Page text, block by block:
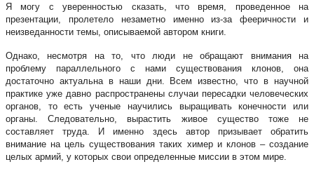
Я могу с уверенностью сказать, что время, проведенное на
презентации, пролетело незаметно именно из-за фееричности и
неизведанности темы, описываемой автором книги.
Однако, несмотря на то, что люди не обращают внимания на
проблему параллельного с нами существования клонов, она
достаточно актуальна в наши дни. Всем известно, что в научной
практике уже давно распространены случаи пересадки человеческих
органов, то есть ученые научились выращивать конечности или
органы. Следовательно, вырастить живое существо тоже не
составляет труда. И именно здесь автор призывает обратить
внимание на цель существования таких химер и клонов – создание
целых армий, у которых свои определенные миссии в этом мире.